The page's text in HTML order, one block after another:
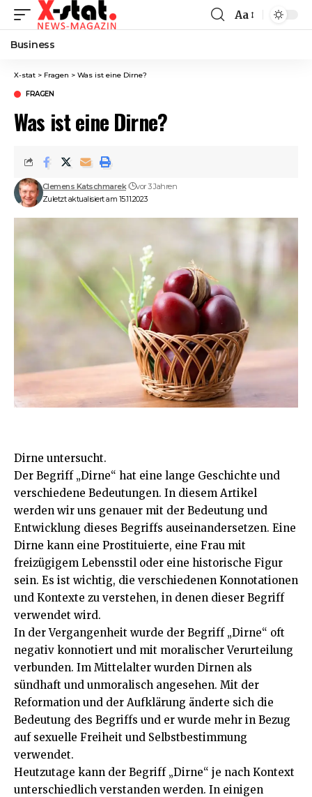
Font
Aa
Business
X-stat > Fragen > Was ist eine Dirne?
FRAGEN
Was ist eine Dirne?
Zuletzt aktualisiert am 15.11.2023
Clemens Katschmarek vor 3 Jahren
Dirne untersucht.
Der Begriff „Dirne“ hat eine lange Geschichte und
verschiedene Bedeutungen. In diesem Artikel
werden wir uns genauer mit der Bedeutung und
Entwicklung dieses Begriffs auseinandersetzen. Eine
Dirne kann eine Prostituierte, eine Frau mit
freizügigem Lebensstil oder eine historische Figur
sein. Es ist wichtig, die verschiedenen Konnotationen
und Kontexte zu verstehen, in denen dieser Begriff
verwendet wird.
In der Vergangenheit wurde der Begriff „Dirne“ oft
negativ konnotiert und mit moralischer Verurteilung
verbunden. Im Mittelalter wurden Dirnen als
sündhaft und unmoralisch angesehen. Mit der
Reformation und der Aufklärung änderte sich die
Bedeutung des Begriffs und er wurde mehr in Bezug
auf sexuelle Freiheit und Selbstbestimmung
verwendet.
Heutzutage kann der Begriff „Dirne“ je nach Kontext
unterschiedlich verstanden werden. In einigen